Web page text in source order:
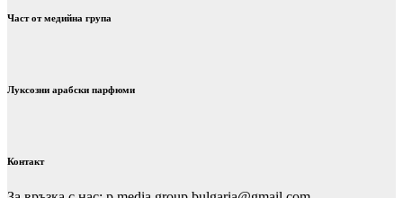
Част от медийна група
Луксозни арабски парфюми
Контакт